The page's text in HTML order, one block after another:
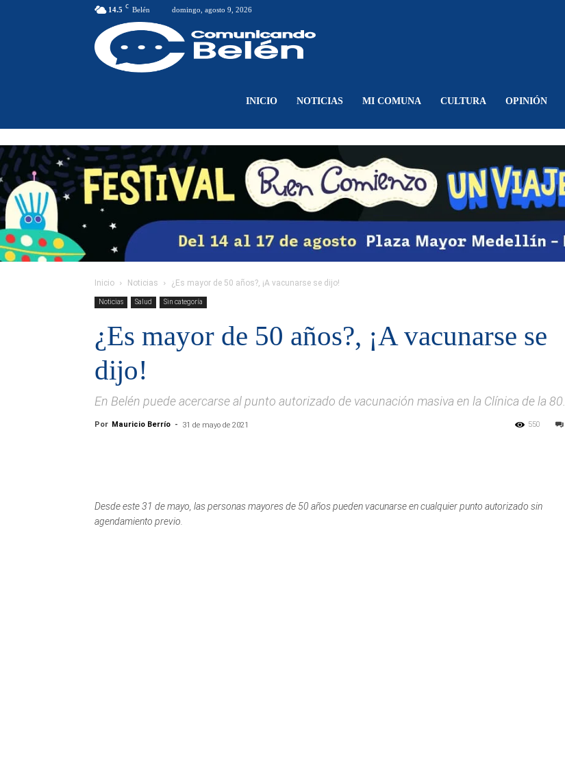
14.5 C Belén domingo, agosto 9, 2026
Belén
INICIO NOTICIAS MI COMUNA CULTURA OPINIÓN
Inicio Noticias ¿Es mayor de 50 años?, ¡A vacunarse se dijo!
Noticias Salud Sin categoría
¿Es mayor de 50 años?, ¡A vacunarse se
dijo!
En Belén puede acercarse al punto autorizado de vacunación masiva en la Clínica de la 80.
Por Mauricio Berrío - 31 de mayo de 2021 550
Desde este 31 de mayo, las personas mayores de 50 años pueden vacunarse en cualquier punto autorizado sin
agendamiento previo.